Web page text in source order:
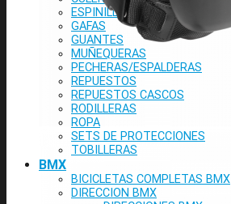
ESPINILLERAS
GAFAS
GUANTES
MUÑEQUERAS
PECHERAS/ESPALDERAS
REPUESTOS
REPUESTOS CASCOS
RODILLERAS
ROPA
SETS DE PROTECCIONES
TOBILLERAS
BMX
BICICLETAS COMPLETAS BMX
DIRECCION BMX